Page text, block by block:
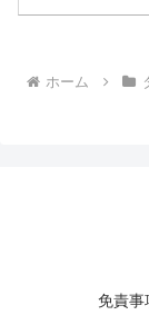
ホーム
免責事